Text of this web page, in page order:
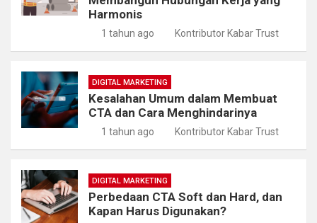
Harmonis
1 tahun ago Kontributor Kabar Trust
DIGITAL MARKETING
Kesalahan Umum dalam Membuat
CTA dan Cara Menghindarinya
1 tahun ago Kontributor Kabar Trust
DIGITAL MARKETING
Perbedaan CTA Soft dan Hard, dan
Kapan Harus Digunakan?